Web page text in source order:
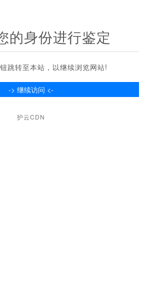
的身份进行鉴定
跳转至本站，以继续浏览网站!
护云CDN